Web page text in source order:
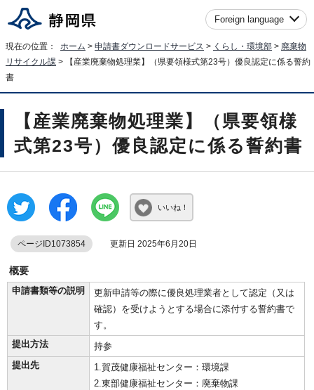
Foreign language
現在の位置： ホーム > 申請書ダウンロードサービス > くらし・環境部 > 廃棄物
リサイクル課 > 【産業廃棄物処理業】（県要領様式第23号）優良認定に係る誓約
書
【産業廃棄物処理業】（県要領様
式第23号）優良認定に係る誓約書
いいね！
ページID1073854 更新日 2025年6月20日
概要
申請書類等の説明
更新申請等の際に優良処理業者として認定（又は
確認）を受けようとする場合に添付する誓約書で
す。
提出方法
持参
提出先
1.賀茂健康福祉センター：環境課
2.東部健康福祉センター：廃棄物課